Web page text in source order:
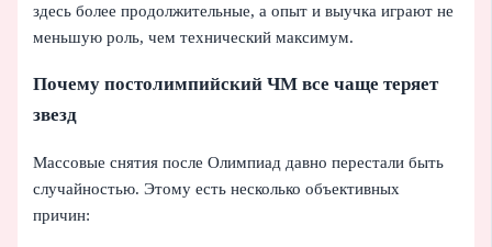
здесь более продолжительные, а опыт и выучка играют не
меньшую роль, чем технический максимум.
Почему постолимпийский ЧМ все чаще теряет
звезд
Массовые снятия после Олимпиад давно перестали быть
случайностью. Этому есть несколько объективных
причин: